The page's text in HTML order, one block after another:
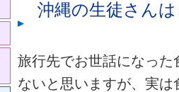
沖縄の生徒さん
旅行先でお世話になっ
ないと思いますが、実